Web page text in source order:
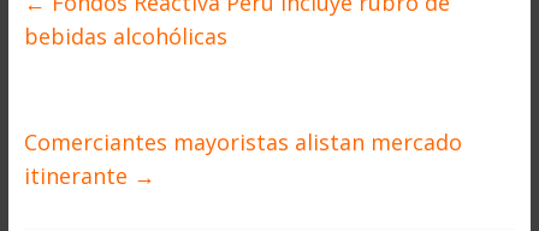
bebidas alcohólicas
Comerciantes mayoristas alistan mercado
itinerante →